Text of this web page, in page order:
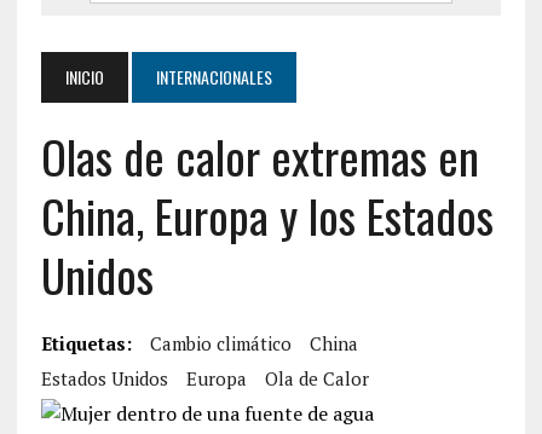
INICIO INTERNACIONALES
Olas de calor extremas en
China, Europa y los Estados
Unidos
Etiquetas: Cambio climático
China
Estados Unidos
Europa Ola de Calor